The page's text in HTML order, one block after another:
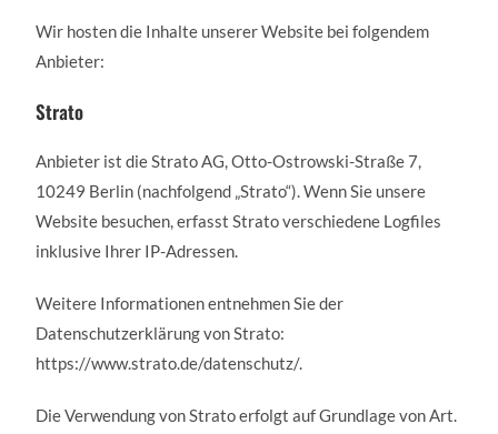
Wir hosten die Inhalte unserer Website bei folgendem
Anbieter:
Strato
Anbieter ist die Strato AG, Otto-Ostrowski-Straße 7,
10249 Berlin (nachfolgend „Strato“). Wenn Sie unsere
Website besuchen, erfasst Strato verschiedene Logfiles
inklusive Ihrer IP-Adressen.
Weitere Informationen entnehmen Sie der
Datenschutzerklärung von Strato:
https://www.strato.de/datenschutz/.
Die Verwendung von Strato erfolgt auf Grundlage von Art.